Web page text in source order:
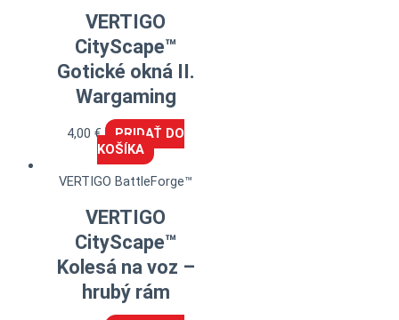
VERTIGO
CityScape™
Gotické okná II.
Wargaming
4,00€
PRIDAŤ DO
KOŠÍKA
VERTIGO BattleForge™
VERTIGO
CityScape™
Kolesá na voz –
hrubý rám